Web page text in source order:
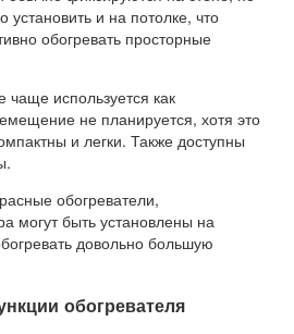
и на потолке, что
обогревать просторные
чаще используется как
не планируется, хотя это
и легки. Также доступны
обогреватели,
могут быть установлены на
довольно большую
обогревателя